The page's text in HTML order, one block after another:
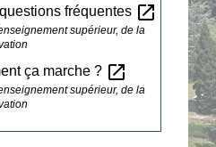
fréquentes open_in_new
supérieur, de la
ça marche ? open_in_new
supérieur, de la